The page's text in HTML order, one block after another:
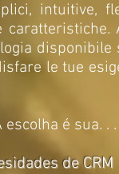
intuitive,
disponibile
le tue
é sua. .
de